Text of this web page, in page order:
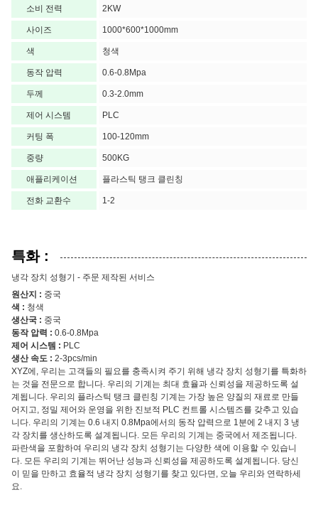
소비 전력 2KW
사이즈 1000*600*1000mm
색 청색
동작 압력 0.6-0.8Mpa
두께 0.3-2.0mm
제어 시스템 PLC
커팅 폭 100-120mm
중량 500KG
애플리케이션 플라스틱 탱크 클린칭
전화 교환수 1-2
특화 :
냉각 장치 성형기 - 주문 제작된 서비스
원산지 : 중국
색 : 청색
생산국 : 중국
동작 압력 : 0.6-0.8Mpa
제어 시스템 : PLC
생산 속도 : 2-3pcs/min
XYZ에, 우리는 고객들의 필요를 충족시켜 주기 위해 냉각 장치 성형기를 특화하
는 것을 전문으로 합니다. 우리의 기계는 최대 효율과 신뢰성을 제공하도록 설
계됩니다. 우리의 플라스틱 탱크 클린칭 기계는 가장 높은 양질의 재료로 만들
어지고, 정밀 제어와 운영을 위한 진보적 PLC 컨트롤 시스템즈를 갖추고 있습
니다. 우리의 기계는 0.6 내지 0.8Mpa에서의 동작 압력으로 1분에 2 내지 3 냉
각 장치를 생산하도록 설계됩니다. 모든 우리의 기계는 중국에서 제조됩니다.
파란색을 포함하여 우리의 냉각 장치 성형기는 다양한 색에 이용할 수 있습니
다. 모든 우리의 기계는 뛰어난 성능과 신뢰성을 제공하도록 설계됩니다. 당신
이 믿을 만하고 효율적 냉각 장치 성형기를 찾고 있다면, 오늘 우리와 연락하세
요.